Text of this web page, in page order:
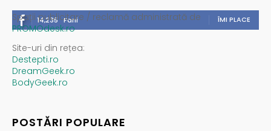
14,235 Fani ÎMI PLACE
Spații publicitare / reclamă administrată de
PROMOdesk.ro
Site-uri din rețea:
Destepti.ro
DreamGeek.ro
BodyGeek.ro
POSTĂRI POPULARE